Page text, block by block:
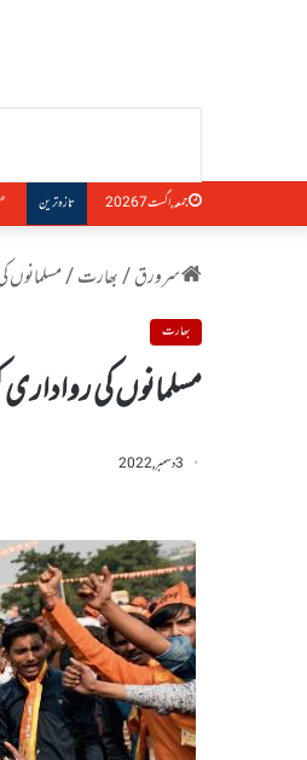
جمعہ, اگست 7 2026 تازہ ترین
سرورق/بھارت/مسلمانوں
بھارت
مسلمانوں کی
3 دسمبر, 2022